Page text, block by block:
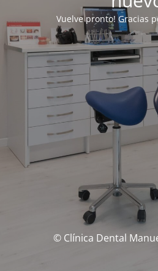
Vuelve pronto! Gracias
© Clínica Dental